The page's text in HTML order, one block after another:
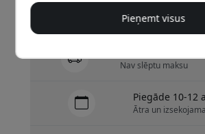
Ir noliktavā — gatavs
Nav slēptu maksu
Piegāde 10-12
Ātra un
Pieņemt visus